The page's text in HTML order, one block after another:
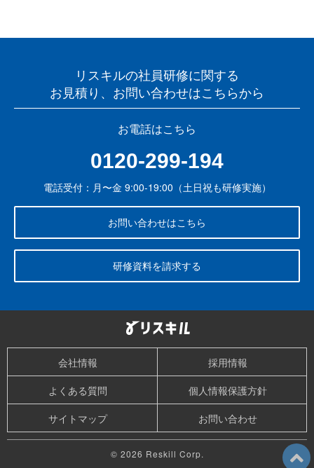
リスキルの社員研修に関する
お見積り、お問い合わせはこちらから
お電話はこちら
0120-299-194
電話受付：月〜金 9:00-19:00（土日祝も研修実施）
お問い合わせはこちら
研修資料を請求する
会社情報
採用情報
よくある質問
個人情報保護方針
サイトマップ
お問い合わせ
© 2026 Reskill Corp.